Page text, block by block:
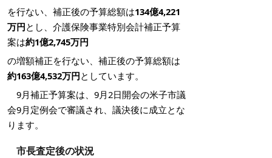
を行ない、補正後の予算総額は134億4,221
万円とし、介護保険事業特別会計補正予算
案は約1億2,745万円
の増額補正を行ない、補正後の予算総額は
約163億4,532万円としています。
9月補正予算案は、9月2日開会の米子市議
会9月定例会で審議され、議決後に成立とな
ります。
市長査定後の状況